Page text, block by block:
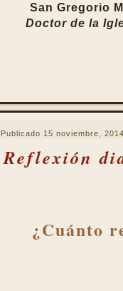
San Gregorio
Doctor de la
Publicado 15 noviembre,
Reflexión
¿Cuánto